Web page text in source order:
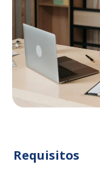
Requisitos